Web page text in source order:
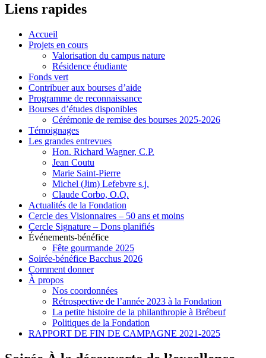
Liens rapides
Accueil
Projets en cours
Valorisation du campus nature
Résidence étudiante
Fonds vert
Contribuer aux bourses d’aide
Programme de reconnaissance
Bourses d’études disponibles
Cérémonie de remise des bourses 2025-2026
Témoignages
Les grandes entrevues
Hon. Richard Wagner, C.P.
Jean Coutu
Marie Saint-Pierre
Michel (Jim) Lefebvre s.j.
Claude Corbo, O.Q.
Actualités de la Fondation
Cercle des Visionnaires – 50 ans et moins
Cercle Signature – Dons planifiés
Événements-bénéfice
Fête gourmande 2025
Soirée-bénéfice Bacchus 2026
Comment donner
À propos
Nos coordonnées
Rétrospective de l’année 2023 à la Fondation
La petite histoire de la philanthropie à Brébeuf
Politiques de la Fondation
RAPPORT DE FIN DE CAMPAGNE 2021-2025